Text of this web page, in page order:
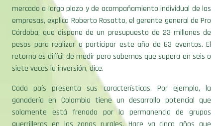
empresas, explica Roberto Rosatto, el gerente general de Pro
Córdoba, que dispone de un presupuesto de 23 millones de
pesos para realizar o participar este año de 63 eventos. El
retorno es difícil de medir pero sabemos que supera en seis o
siete veces la inversión, dice.
Cada país presenta sus características. Por ejemplo, la
ganadería en Colombia tiene un desarrollo potencial que
solamente está frenado por la permanencia de grupos
guerrilleros en las zonas rurales. Hace ya cinco años que
estamos acompañando a empresas allá y que invitamos a